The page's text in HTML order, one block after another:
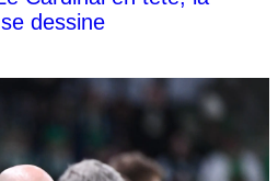
dessine